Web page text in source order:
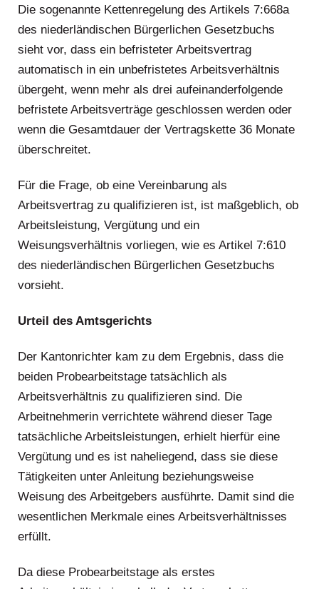
Die sogenannte Kettenregelung des Artikels 7:668a
des niederländischen Bürgerlichen Gesetzbuchs
sieht vor, dass ein befristeter Arbeitsvertrag
automatisch in ein unbefristetes Arbeitsverhältnis
übergeht, wenn mehr als drei aufeinanderfolgende
befristete Arbeitsverträge geschlossen werden oder
wenn die Gesamtdauer der Vertragskette 36 Monate
überschreitet.
Für die Frage, ob eine Vereinbarung als
Arbeitsvertrag zu qualifizieren ist, ist maßgeblich, ob
Arbeitsleistung, Vergütung und ein
Weisungsverhältnis vorliegen, wie es Artikel 7:610
des niederländischen Bürgerlichen Gesetzbuchs
vorsieht.
Urteil des Amtsgerichts
Der Kantonrichter kam zu dem Ergebnis, dass die
beiden Probearbeitstage tatsächlich als
Arbeitsverhältnis zu qualifizieren sind. Die
Arbeitnehmerin verrichtete während dieser Tage
tatsächliche Arbeitsleistungen, erhielt hierfür eine
Vergütung und es ist naheliegend, dass sie diese
Tätigkeiten unter Anleitung beziehungsweise
Weisung des Arbeitgebers ausführte. Damit sind die
wesentlichen Merkmale eines Arbeitsverhältnisses
erfüllt.
Da diese Probearbeitstage als erstes